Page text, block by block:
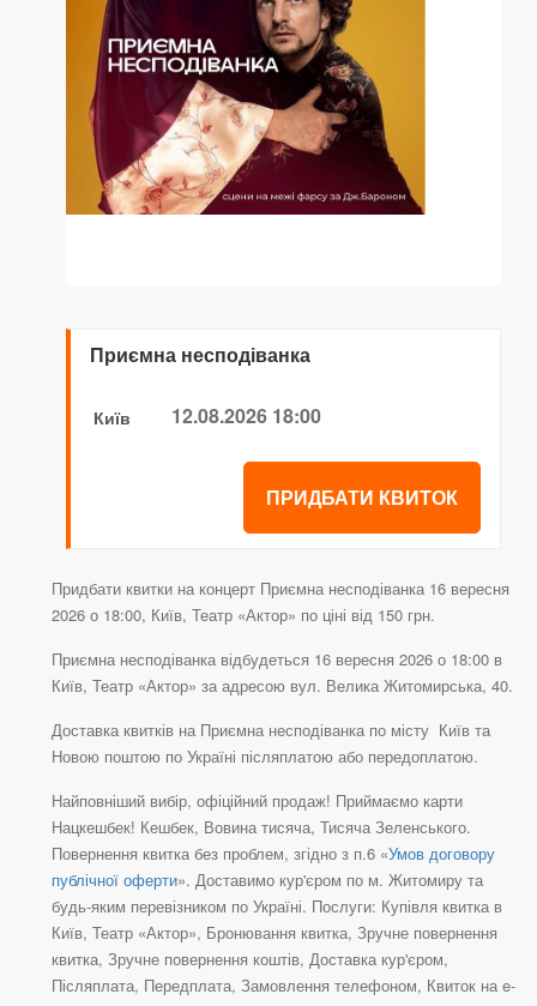
Приємна несподіванка
Київ 12.08.2026 18:00
ПРИДБАТИ КВИТОК
Придбати квитки на концерт Приємна несподіванка 16 вересня
2026 о 18:00, Київ, Театр «Актор» по ціні від 150 грн.
Приємна несподіванка відбудеться 16 вересня 2026 о 18:00 в
Київ, Театр «Актор» за адресою вул. Велика Житомирська, 40.
Доставка квитків на Приємна несподіванка по місту Київ та
Новою поштою по Україні післяплатою або передоплатою.
Найповніший вибір, офіційний продаж! Приймаємо карти
Нацкешбек! Кешбек, Вовина тисяча, Тисяча Зеленського.
Повернення квитка без проблем, згідно з п.6 «Умов договору
публічної оферти». Доставимо кур'єром по м. Житомиру та
будь-яким перевізником по Україні. Послуги: Купівля квитка в
Київ, Театр «Актор», Бронювання квитка, Зручне повернення
квитка, Зручне повернення коштів, Доставка кур'єром,
Післяплата, Передплата, Замовлення телефоном, Квиток на e-